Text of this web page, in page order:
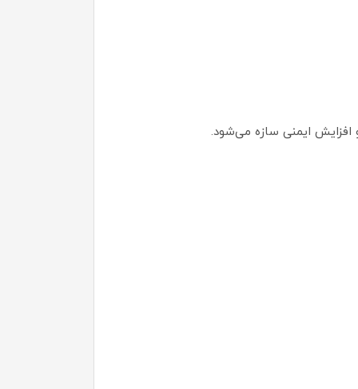
ایمنی سازه می‌شود.